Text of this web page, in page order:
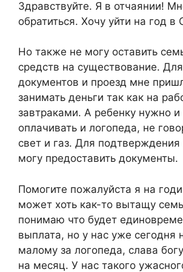
Здравствуйте. Я в отчаянии!
обратиться. Хочу уйти на год в
Но также не могу оставить
средств на существование.
документов и проезд мне
занимать деньги так как на
завтраками. А ребенку нужно и
оплачивать и логопеда, не
свет и газ. Для подтверждения
могу предоставить документы.
Помогите пожалуйста я на
может хоть как-то вытащу
понимаю что будет
выплата, но у нас уже сегодня
малому за логопеда, слава
на месяц. У нас такого